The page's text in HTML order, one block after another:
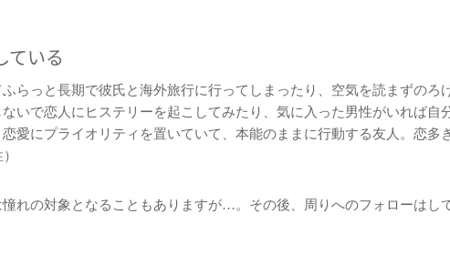
ている
ふらっと長期で彼氏と海外旅行に行ってしまったり、空気を読まずのろ
いで恋人にヒステリーを起こしてみたり、気に入った男性がいれば自
愛にプライオリティを置いていて、本能のままに行動する友人。恋多
れの対象となることもありますが…。その後、周りへのフォローはし